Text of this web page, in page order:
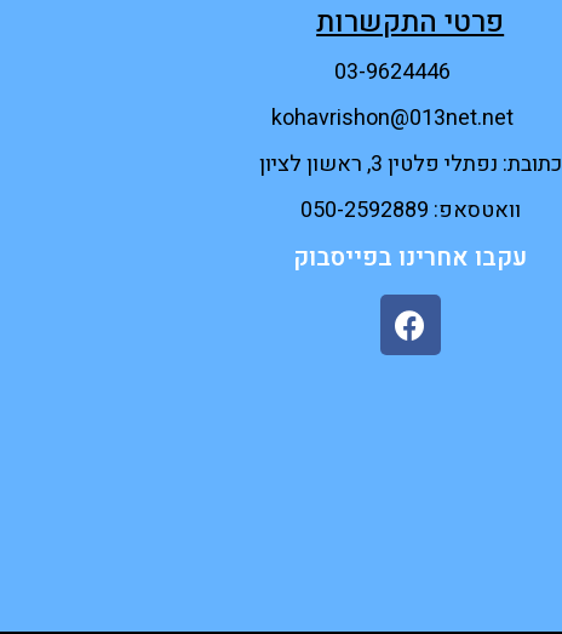
פרטי התקשרות
03-9624446
kohavrishon@013net.net
כתובת: נפתלי פלטין 3, ראשון לציון
וואטסאפ: 050-2592889
עקבו אחרינו בפייסבוק